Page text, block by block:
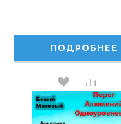
ПОДРОБНЕЕ